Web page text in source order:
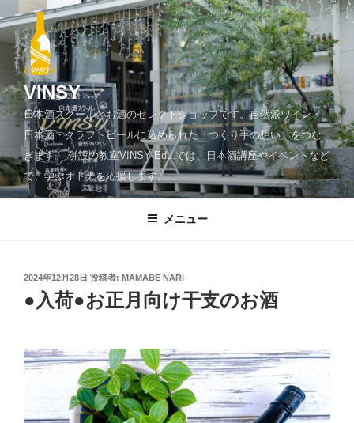
ン
ツ
へ
ッ
プ
VINSY
日本酒スクールとお酒のセレクトショップです。自然派ワイン・
日本酒・クラフトビールに込められた「つくり手の想い」をつな
ぎます。 併設の教室VINSY Edu.では、日本酒講座やイベントなど
で、学ぶオトナを応援します。
メニュー
投
日:
2024年12月28日 投稿者: MAMABE NARI
●入荷●お正月向け干支のお酒